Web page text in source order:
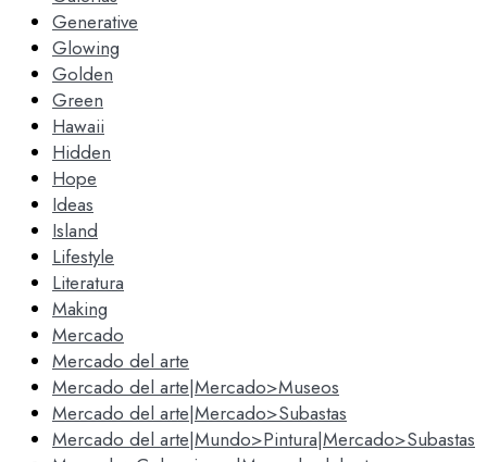
Generative
Glowing
Golden
Green
Hawaii
Hidden
Hope
Ideas
Island
Lifestyle
Literatura
Making
Mercado
Mercado del arte
Mercado del arte|Mercado>Museos
Mercado del arte|Mercado>Subastas
Mercado del arte|Mundo>Pintura|Mercado>Subastas